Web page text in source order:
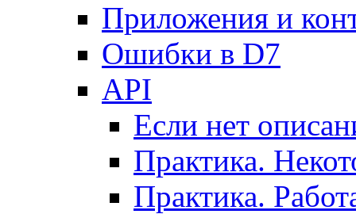
Приложения и
Ошибки в D7
API
Если нет
Практика.
Практика.